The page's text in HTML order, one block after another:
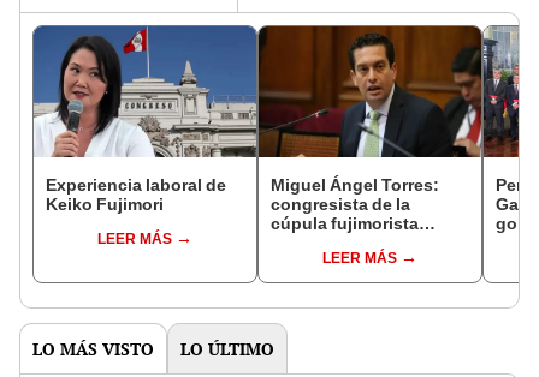
Experiencia laboral de
Keiko Fujimori
LEER MÁS
Miguel Ángel Torres:
congresista de la
cúpula fujimorista
del SenadoLEER MÁS
LO MÁS VISTO LO ÚLTIMO